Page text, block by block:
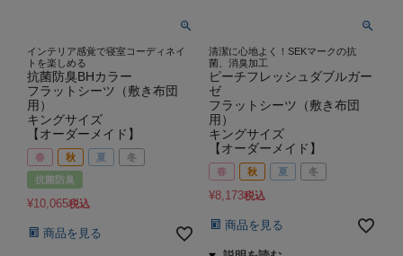
インテリア感覚で寝室コーディネイ
トを楽しめる
抗菌防臭BHカラー
フラットシーツ（敷き布団
用）
キングサイズ
【オーダーメイド】
春 秋 夏 冬
抗菌防臭
¥10,065税込
商品を見る
清潔に心地よく！SEKマークの抗
菌、消臭加工
ピーチフレッシュダブルガー
ゼ
フラットシーツ（敷き布団
用）
キングサイズ
【オーダーメイド】
春 秋 夏 冬
¥8,173税込
商品を見る